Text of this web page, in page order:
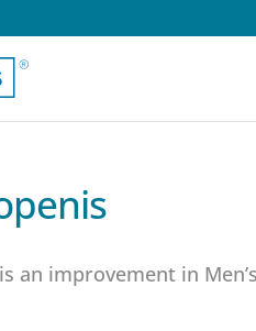
an improvement in